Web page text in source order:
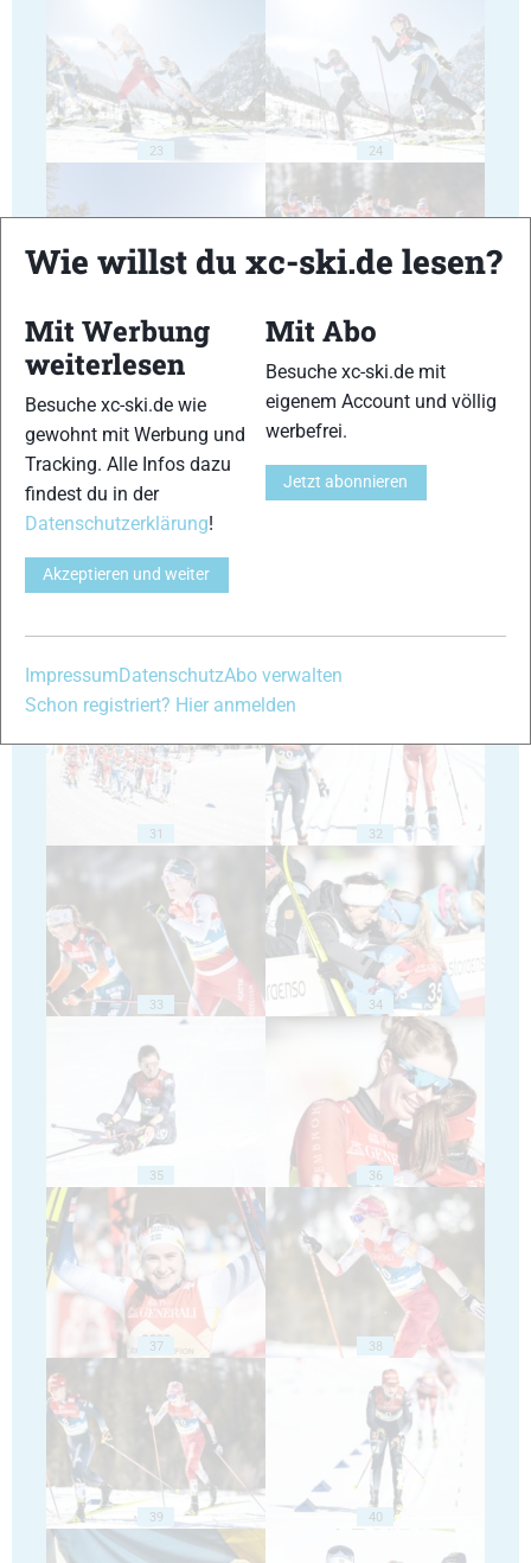
23 24
27 28
31 32
33 34
35 36
37 38
39 40
Wie willst du xc-ski.de lesen?
Mit Werbung
weiterlesen
Besuche xc-ski.de wie
gewohnt mit Werbung und
Tracking. Alle Infos dazu
findest du in der
Datenschutzerklärung!
Akzeptieren und weiter
Mit Abo
Besuche xc-ski.de mit
eigenem Account und völlig
werbefrei.
Jetzt abonnieren
Impressum DatenschutzAbo verwalten
Schon registriert? Hier anmelden